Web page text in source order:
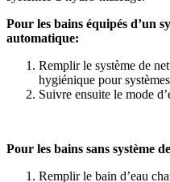
Pour les bains équipés d’un
automatique:
Remplir le système de
hygiénique pour
Suivre ensuite le mode
Pour les bains sans système
Remplir le bain d’eau